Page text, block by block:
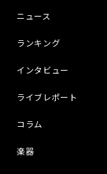
ニュース
ランキング
インタビュー
ライブレポート
コラム
楽器